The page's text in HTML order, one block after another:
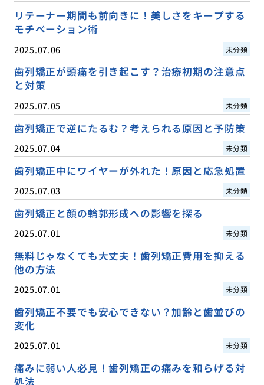
リテーナー期間も前向きに！美しさをキープする
モチベーション術
2025.07.06 未分類
歯列矯正が頭痛を引き起こす？治療初期の注意点
と対策
2025.07.05 未分類
歯列矯正で逆にたるむ？考えられる原因と予防策
2025.07.04 未分類
歯列矯正中にワイヤーが外れた！原因と応急処置
2025.07.03 未分類
歯列矯正と顔の輪郭形成への影響を探る
2025.07.01 未分類
無料じゃなくても大丈夫！歯列矯正費用を抑える
他の方法
2025.07.01 未分類
歯列矯正不要でも安心できない？加齢と歯並びの
変化
2025.07.01 未分類
痛みに弱い人必見！歯列矯正の痛みを和らげる対
処法